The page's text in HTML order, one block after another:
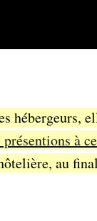
hébergeurs,
à
au